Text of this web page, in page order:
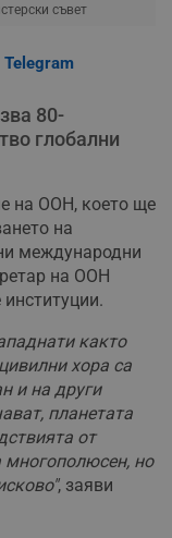
съвет
Telegram
80-
глобални
на ООН, което ще
на
международни
на ООН
както
хора са
и на други
планетата
от
многополюсен, но
, заяви